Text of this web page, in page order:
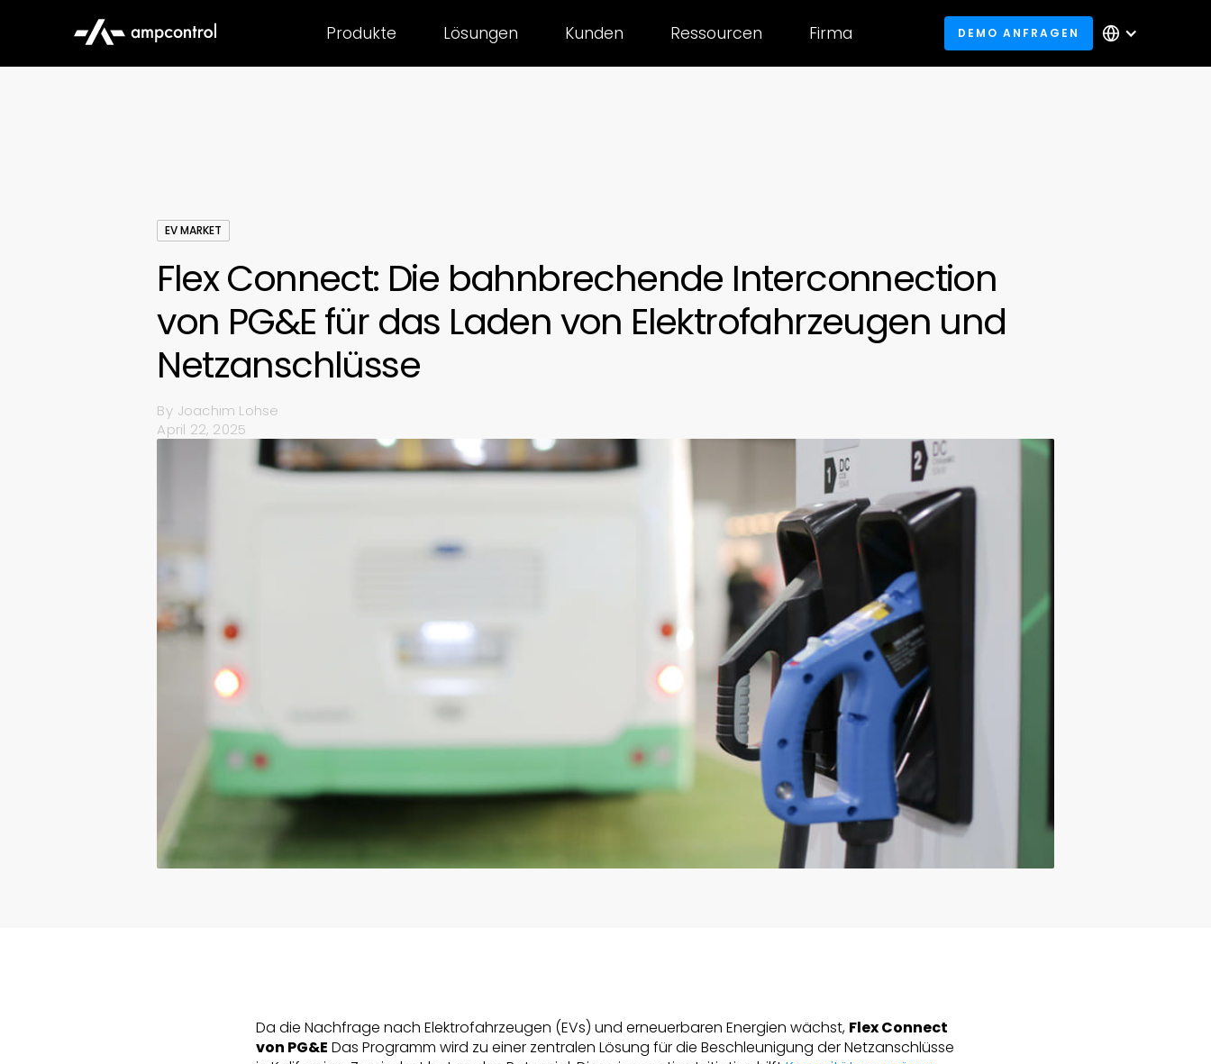
Produkte Lösungen Kunden Ressourcen Firma DEMO ANFRAGEN
EV MARKET
Flex Connect: Die bahnbrechende Interconnection
von PG&E für das Laden von Elektrofahrzeugen und
Netzanschlüsse
By Joachim Lohse
April 22, 2025
Da die Nachfrage nach Elektrofahrzeugen (EVs) und erneuerbaren Energien wächst, Flex Connect
von PG&E Das Programm wird zu einer zentralen Lösung für die Beschleunigung der Netzanschlüsse